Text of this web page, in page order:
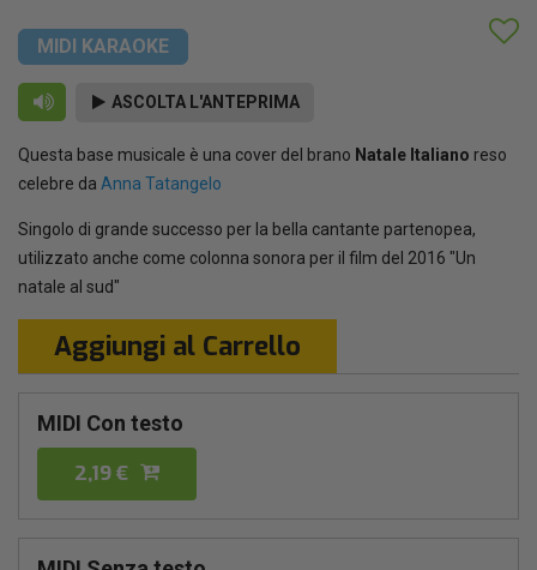
MIDI KARAOKE
ASCOLTA L'ANTEPRIMA
Questa base musicale è una cover del brano Natale Italiano reso
celebre da Anna Tatangelo
Singolo di grande successo per la bella cantante partenopea,
utilizzato anche come colonna sonora per il film del 2016 "Un
natale al sud"
Aggiungi al Carrello
MIDI Con testo
2,19 €